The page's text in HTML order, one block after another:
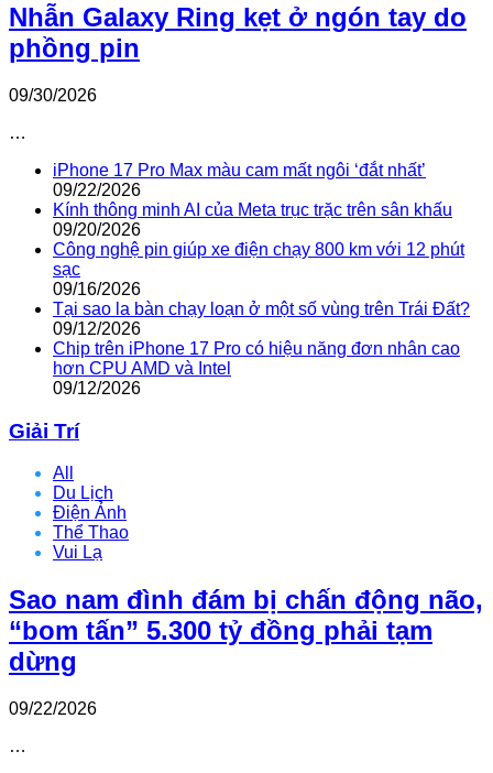
Nhẫn Galaxy Ring kẹt ở ngón tay do
phồng pin
09/30/2026
…
iPhone 17 Pro Max màu cam mất ngôi ‘đắt nhất’
09/22/2026
Kính thông minh AI của Meta trục trặc trên sân khấu
09/20/2026
Công nghệ pin giúp xe điện chạy 800 km với 12 phút
sạc
09/16/2026
Tại sao la bàn chạy loạn ở một số vùng trên Trái Đất?
09/12/2026
Chip trên iPhone 17 Pro có hiệu năng đơn nhân cao
hơn CPU AMD và Intel
09/12/2026
Giải Trí
All
Du Lịch
Điện Ảnh
Thể Thao
Vui Lạ
Sao nam đình đám bị chấn động não,
“bom tấn” 5.300 tỷ đồng phải tạm
dừng
09/22/2026
…